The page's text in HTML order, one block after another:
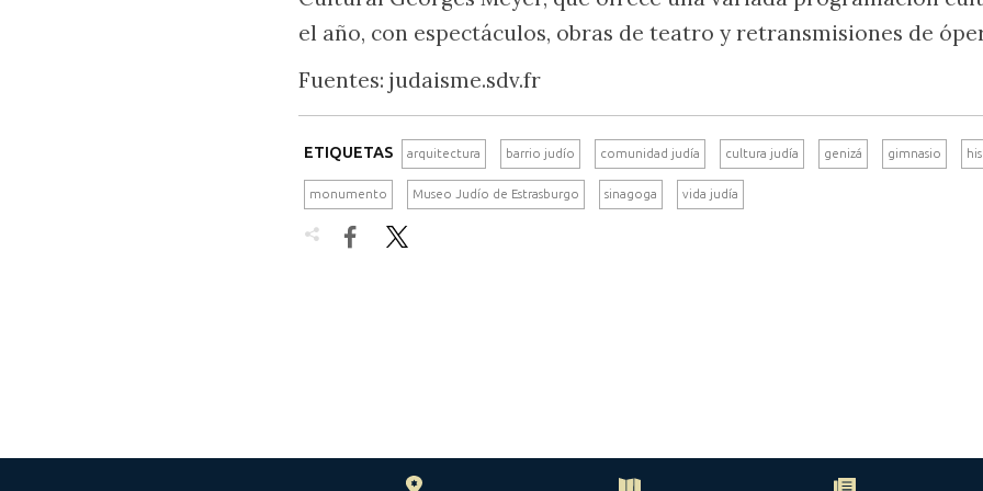
el año, con espectáculos, obras de teatro y retransmisiones de
Fuentes: judaisme.sdv.fr
ETIQUETAS arquitectura barrio judío comunidad judía cultura judía genizá gimnasio
monumento Museo Judío de Estrasburgo sinagoga vida judía
 